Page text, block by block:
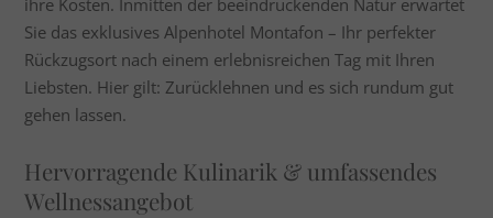
ihre Kosten. Inmitten der beeindruckenden Natur erwartet
Sie das exklusives Alpenhotel Montafon – Ihr perfekter
Rückzugsort nach einem erlebnisreichen Tag mit Ihren
Liebsten. Hier gilt: Zurücklehnen und es sich rundum gut
gehen lassen.
Hervorragende Kulinarik & umfassendes
Wellnessangebot